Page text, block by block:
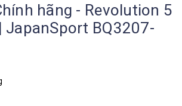
hãng - Revolution 5
JapanSport BQ3207-